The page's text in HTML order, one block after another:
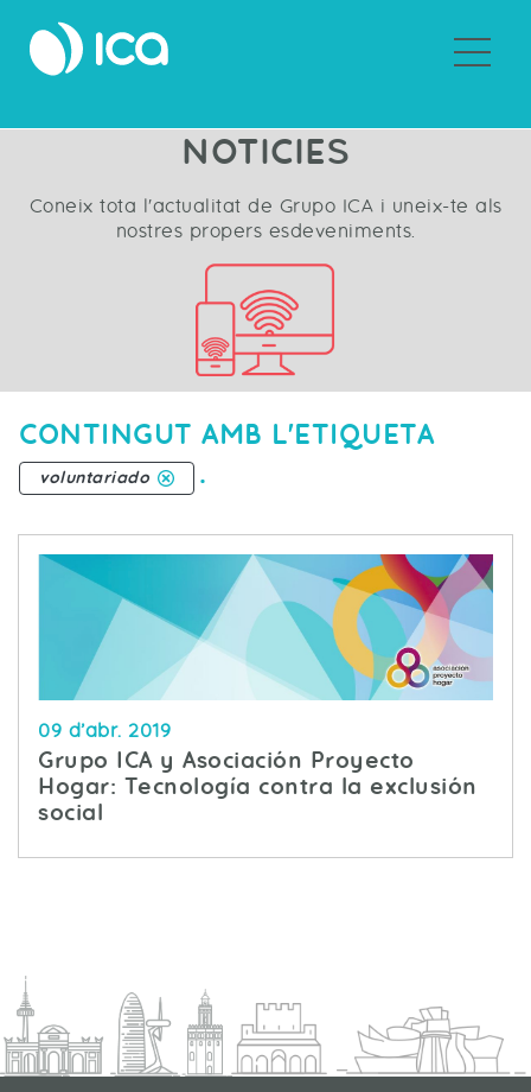
NOTICIES
Coneix tota l'actualitat de Grupo ICA i uneix-te als
nostres propers esdeveniments.
CONTINGUT AMB L'ETIQUETA
voluntariado .
09 d’abr. 2019
Grupo ICA y Asociación Proyecto
Hogar: Tecnología contra la exclusión
social